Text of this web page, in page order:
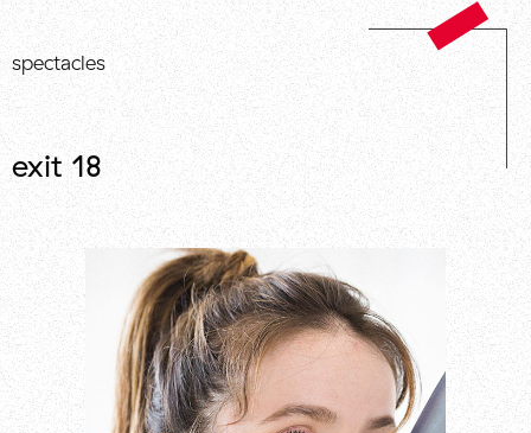
spectacles
exit 18